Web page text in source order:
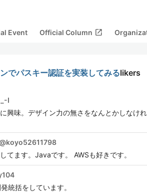
Event Official Column open_in_new
でパスキー認証を実装してみるlikers
I
興味。デザイン力の無さをなんとかしな
koyo52611798
てます。Javaです。 AWSも好きです。
統括をしています。